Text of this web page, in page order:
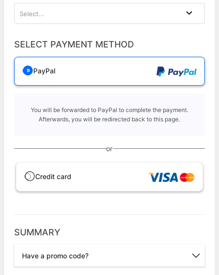
Select...
SELECT PAYMENT METHOD
PayPal
You will be forwarded to PayPal to complete the payment.
Afterwards, you will be redirected back to this page.
or
Credit card
SUMMARY
Have a promo code?